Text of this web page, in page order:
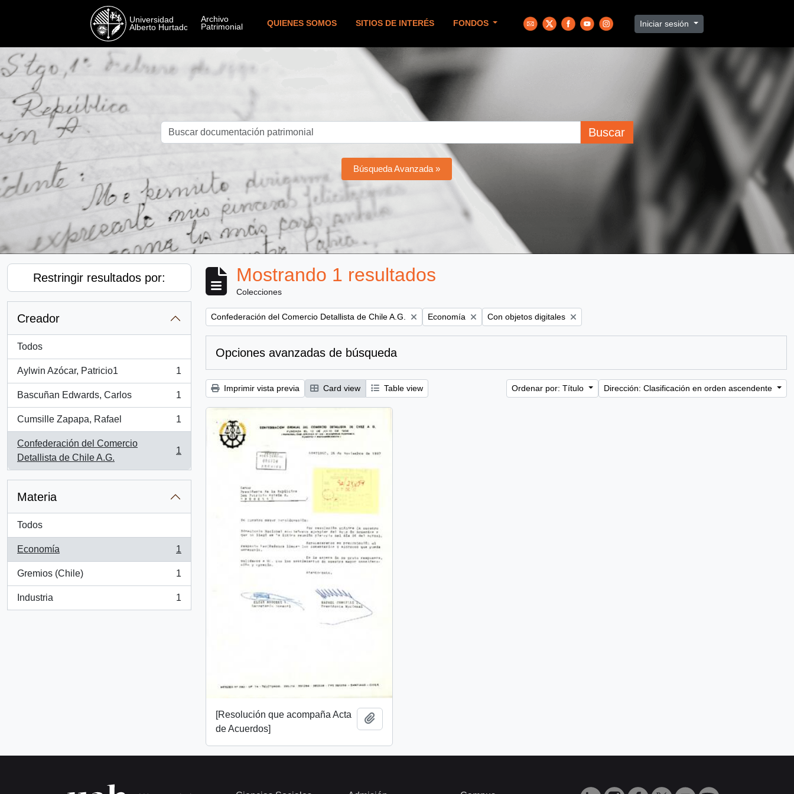
QUIENES SOMOS SITIOS DE INTERÉS FONDOS Iniciar sesión
Buscar
Búsqueda Avanzada »
Restringir resultados por:
Creador
Todos
Aylwin Azócar, Patricio1
, 1 resultados
1
Bascuñan Edwards, Carlos
, 1 resultados
1
Cumsille Zapapa, Rafael
, 1 resultados
1
Confederación del Comercio
Detallista de Chile A.G.
, 1 resultados
1
Materia
Todos
Economía
, 1 resultados
1
Gremios (Chile)
, 1 resultados
1
Industria
, 1 resultados
1
Mostrando 1 resultados
Colecciones
Remove filter:
Confederación del Comercio Detallista de Chile A.G. Remove filter:
Economía Remove filter:
Con objetos digitales
Opciones avanzadas de búsqueda
Imprimir vista previa Card view Table view Ordenar por: Título Dirección: Clasificación en orden ascendente
[Resolución que acompaña Acta
de Acuerdos]